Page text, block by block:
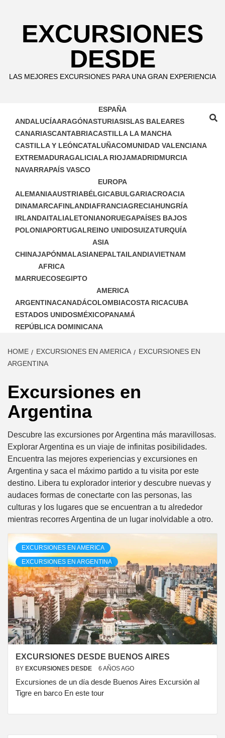
EXCURSIONES
DESDE
LAS MEJORES EXCURSIONES PARA UNA GRAN EXPERIENCIA
ESPAÑA
ANDALUCÍAARAGÓNASTURIASISLAS BALEARES
CANARIASCANTABRIACASTILLA LA MANCHA
CASTILLA Y LEÓNCATALUÑACOMUNIDAD VALENCIANA
EXTREMADURAGALICIALA RIOJAMADRIDMURCIA
NAVARRAPAÍS VASCO
EUROPA
ALEMANIAAUSTRIABÉLGICABULGARIACROACIA
DINAMARCAFINLANDIAFRANCIAGRECIAHUNGRÍA
IRLANDAITALIALETONIANORUEGAPAÍSES BAJOS
POLONIAPORTUGALREINO UNIDOSUIZATURQUÍA
ASIA
CHINAJAPÓNMALASIANEPALTAILANDIAVIETNAM
AFRICA
MARRUECOSEGIPTO
AMERICA
ARGENTINACANADÁCOLOMBIACOSTA RICACUBA
ESTADOS UNIDOSMÉXICOPANAMÁ
REPÚBLICA DOMINICANA
HOME EXCURSIONES EN AMERICA
EXCURSIONES EN
ARGENTINA
Excursiones en
Argentina
Descubre las excursiones por Argentina más maravillosas.
Explorar Argentina es un viaje de infinitas posibilidades.
Encuentra las mejores experiencias y excursiones en
Argentina y saca el máximo partido a tu visita por este
destino. Libera tu explorador interior y descubre nuevas y
audaces formas de conectarte con las personas, las
culturas y los lugares que se encuentran a tu alrededor
mientras recorres Argentina de un lugar inolvidable a otro.
EXCURSIONES EN AMERICA
EXCURSIONES EN ARGENTINA
EXCURSIONES DESDE BUENOS AIRES
BY EXCURSIONES DESDE 6 AÑOS AGO
Excursiones de un día desde Buenos Aires Excursión al
Tigre en barco En este tour